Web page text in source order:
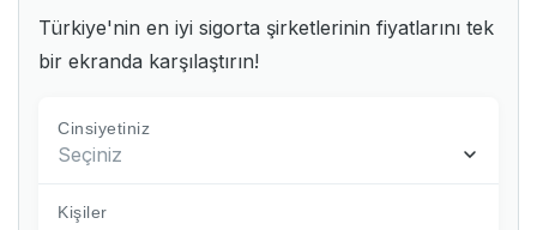
Türkiye'nin en iyi sigorta şirketlerinin fiyatlarını tek
bir ekranda karşılaştırın!
Cinsiyetiniz
Seçiniz
Kişiler